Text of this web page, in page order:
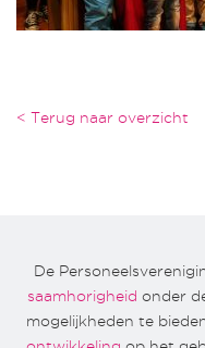
< Terug naar overzicht
De
saamhorigheid onder
mogelijkheden te